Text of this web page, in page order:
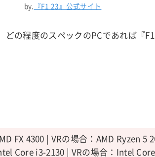
by. 『F1 23』公式サイト
どの程度のスペックのPCであれば『
FX 4300 | VRの場合：AMD Ryzen 5
Core i3-2130 | VRの場合：Intel